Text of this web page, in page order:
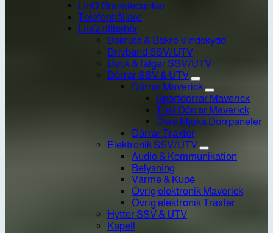
LinQ Bränsledunkar
Telefonhållare
LinQ-tillbehör
Bakruta & Bakre Vindskydd
Drivband SSV/UTV
Däck & fälgar SSV/UTV
Dörrar SSV & UTV
Dörrar Maverick
Sportdörrar Maverick
Trail Dörrar Maverick
Övre Mjuka Dörrpaneler
Dörrar Traxter
Elektronik SSV/UTV
Audio & Kommunikation
Belysning
Värme & Kupé
Övrig elektronik Maverick
Övrig elektronik Traxter
Hytter SSV & UTV
Kapell